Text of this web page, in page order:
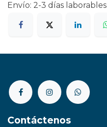
Envío: 2-3 días laborables
Contáctenos